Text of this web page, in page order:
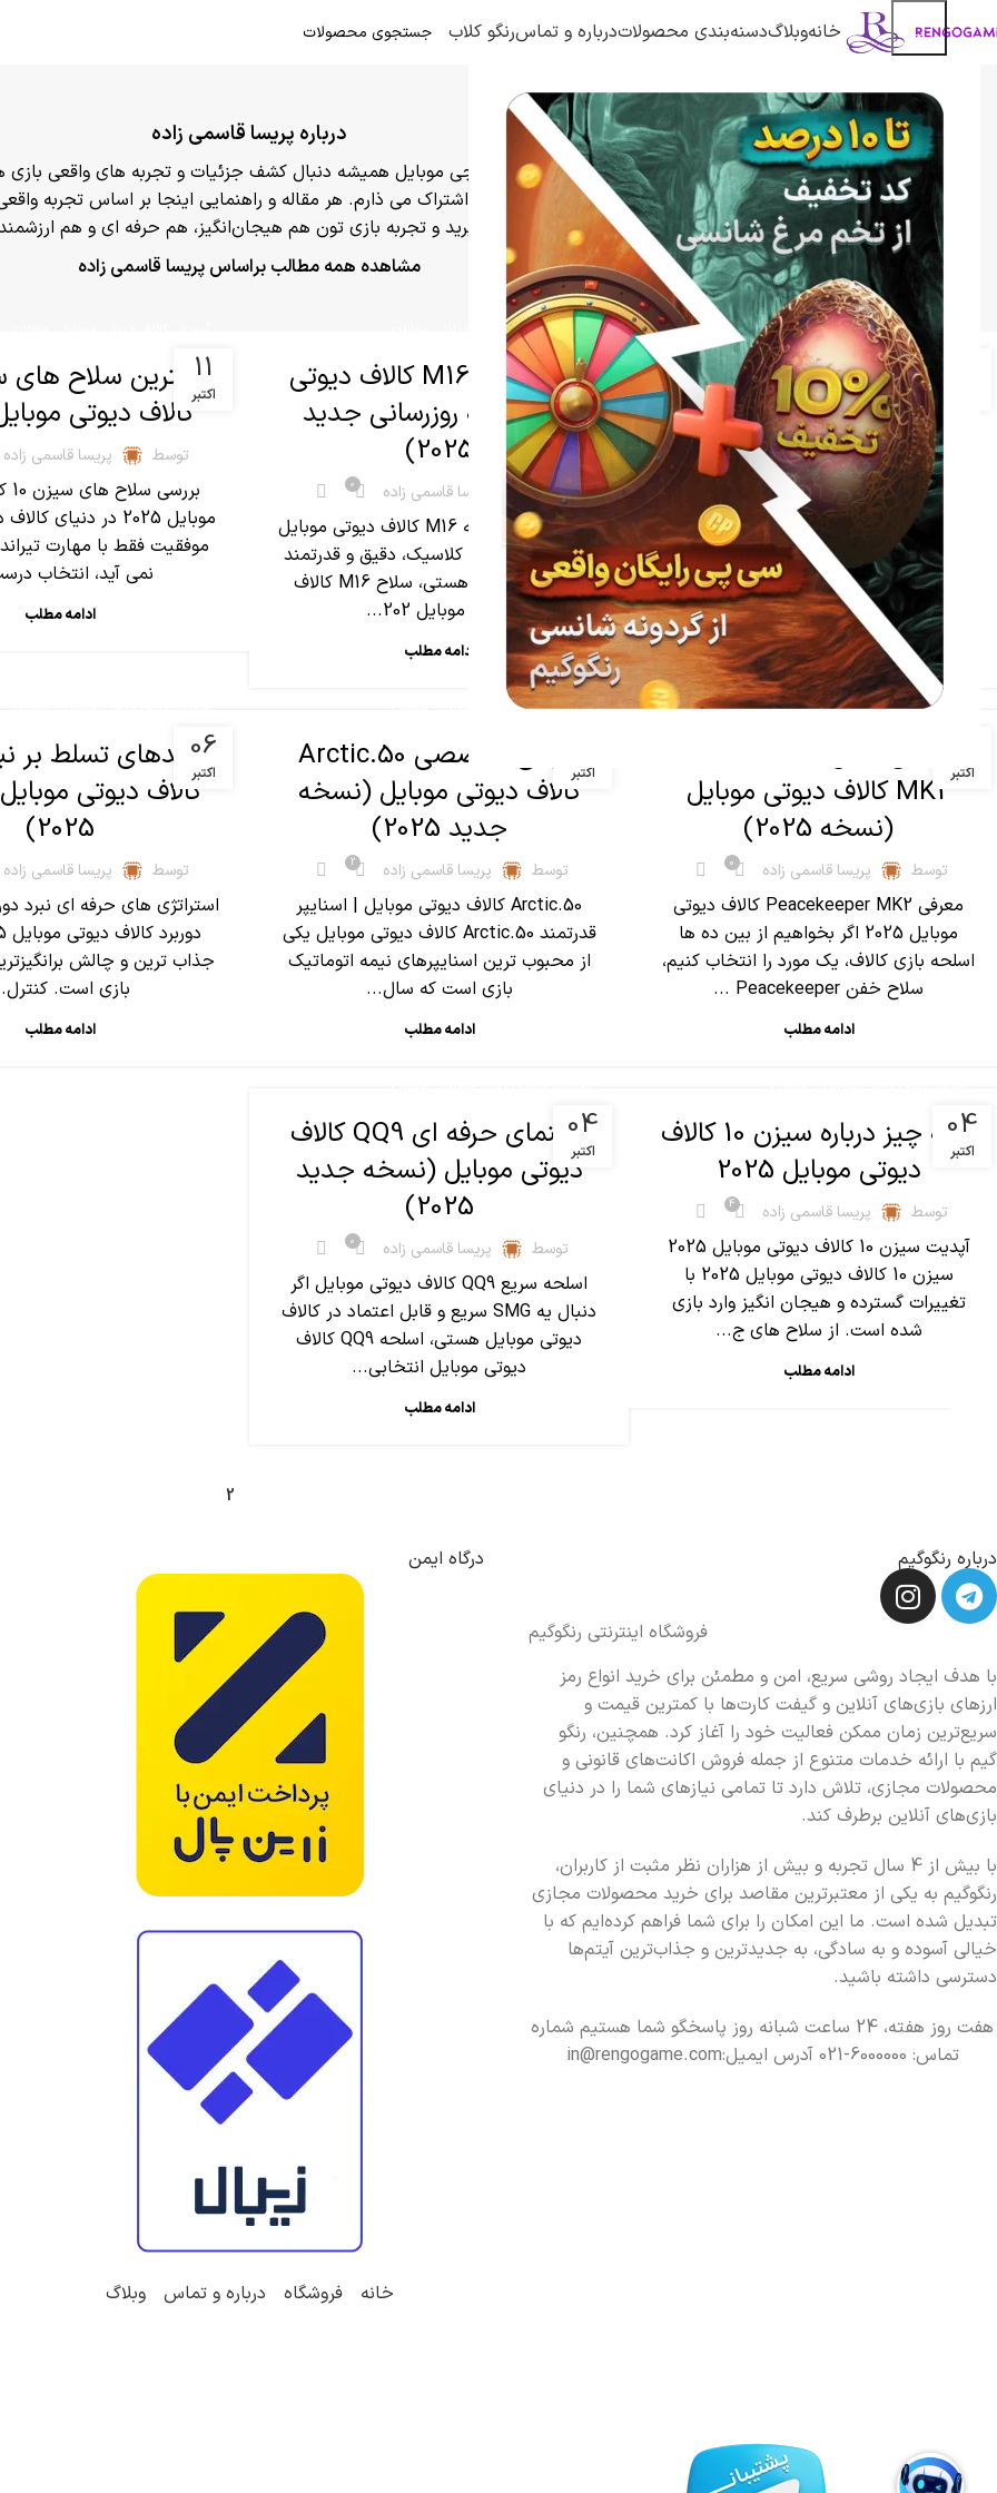
خانهوبلاگدسنه‌بندی محصولاتدرباره و تماسرنگو کلاب
درباره پریسا قاسمی زاده
پریسا قاسمی | عاشق دنیای گیم در دنیای کالاف دیوتی موبایل و پابجی موبایل همیشه دنبال کشف جزئیات و تجربه های واقعی
ها، ترفندها و به‌روزرسانی ها رو با نگاه یک بازیکن واقعی با شما به اشتراک می ذارم. هر مقاله و راهنمایی اینجا بر اساس تجربه
تصمیم بگیرید و تجربه بازی تون هم هیجان‌انگیز، هم حرفه ای و هم
مشاهده همه مطالب براساس پریسا قاسمی زاده
آموزش کالاف دیوتی موبایل,مقالات
راهنمای کامل بهترین ترکیب
تیمی کالاف دیوتی موبایل
(آپدیت 2025)
توسط پریسا قاسمی زاده
بهترین ترکیب تیمی کالاف دیوتی موبایل
2025 بهترین ترکیب تیمی کالاف کالاف،
چیزی فراتر از فقط تیراندازی و فِرَگ گرفتن
وجود داره. برد واقع...
ادامه مطلب
12
اکتبر
آموزش کالاف دیوتی موبایل
آنالیز دقیق M16 کالاف دیوتی
موبایل (به روزرسانی جدید
2025)
توسط پریسا قاسمی زاده 0
معرفی کامل اسلحه M16 کالاف دیوتی موبایل
اگر دنبال یه سلاح کلاسیک، دقیق و قدرتمند
برای بازی کالاف هستی، سلاح M16 کالاف
دیوتی موبایل 202...
ادامه مطلب
11
اکتبرکالاف دیوتی موبایل
توسط پریسا قاسمی زاده
موبایل 2025 در دنیای
موفقیت فقط با مهارت
نمی آید، انتخاب
ادامه مطلب
اکتبر
آموزش کالاف دیوتی موبایل,مقالات
MK2 کالاف دیوتی موبایل
(نسخه 2025)
توسط پریسا قاسمی زاده 0
معرفی Peacekeeper MK2 کالاف دیوتی
موبایل 2025 اگر بخواهیم از بین ده ها
اسلحه بازی کالاف، یک مورد را انتخاب کنیم،
سلاح خفن Peacekeeper ...
ادامه مطلب
اکتبر
آموزش کالاف دیوتی موبایل
بررسی تخصصی Arctic.50
کالاف دیوتی موبایل (نسخه
جدید 2025)
توسط پریسا قاسمی زاده 2
Arctic.50 کالاف دیوتی موبایل | اسنایپر
قدرتمند Arctic.50 کالاف دیوتی موبایل یکی
از محبوب ترین اسنایپرهای نیمه اتوماتیک
بازی است که سال...
ادامه مطلب
06
اکتبر
ترفندهای تسلط بر
کالاف دیوتی
2025)
توسط پریسا قاسمی زاده
استراتژی های حرفه ای نبرد
جذاب ترین و چالش
بازی است.
ادامه مطلب
04
اکتبر
همه چیز درباره سیزن 10 کالاف
دیوتی موبایل 2025
توسط پریسا قاسمی زاده 4
آپدیت سیزن 10 کالاف دیوتی موبایل 2025
سیزن 10 کالاف دیوتی موبایل 2025 با
تغییرات گسترده و هیجان انگیز وارد بازی
شده است. از سلاح های ج...
ادامه مطلب
04
اکتبر
راهنمای حرفه ای QQ9 کالاف
دیوتی موبایل (نسخه جدید
2025)
توسط پریسا قاسمی زاده 0
اسلحه سریع QQ9 کالاف دیوتی موبایل اگر
دنبال یه SMG سریع و قابل اعتماد در کالاف
دیوتی موبایل هستی، اسلحه QQ9 کالاف
دیوتی موبایل انتخابی...
ادامه مطلب
2
درباره رنگوگیم
فروشگاه اینترنتی رنگوگیم
با هدف ایجاد روشی سریع، امن و مطمئن برای خرید انواع رمز
ارزهای بازی‌های آنلاین و گیفت کارت‌ها با کمترین قیمت و
سریع‌ترین زمان ممکن فعالیت خود را آغاز کرد. همچنین، رنگو
گیم با ارائه خدمات متنوع از جمله فروش اکانت‌های قانونی و
محصولات مجازی، تلاش دارد تا تمامی نیازهای شما را در دنیای
بازی‌های آنلاین برطرف کند.
با بیش از 4 سال تجربه و بیش از هزاران نظر مثبت از کاربران،
رنگوگیم به یکی از معتبرترین مقاصد برای خرید محصولات مجازی
تبدیل شده است. ما این امکان را برای شما فراهم کرده‌ایم که با
خیالی آسوده و به سادگی، به جدیدترین و جذاب‌ترین آیتم‌ها
دسترسی داشته باشید.
هفت روز هفته، 24 ساعت شبانه روز پاسخگو شما هستیم شماره
تماس: 6000000-021 آدرس ایمیل:in@rengogame.com
درگاه ایمن
خانه فروشگاه درباره و تماس وبلاگ